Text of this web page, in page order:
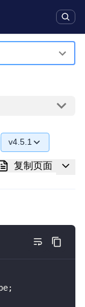
流畅的实时语
消息及状态同步
的即时聊天云服
v4.5.1
v4.5.1
复制页面
;